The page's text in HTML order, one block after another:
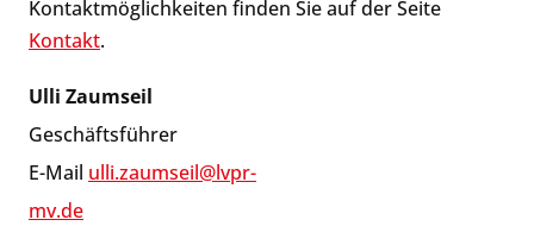
Kontaktmöglichkeiten finden Sie auf der Seite
Kontakt.
Ulli Zaumseil
Geschäftsführer
E-Mail ulli.zaumseil@lvpr-
mv.de